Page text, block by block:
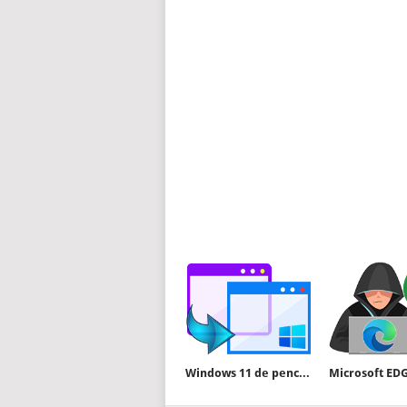
Windows 11 de pencere köşeleri yuvarlak olmasın